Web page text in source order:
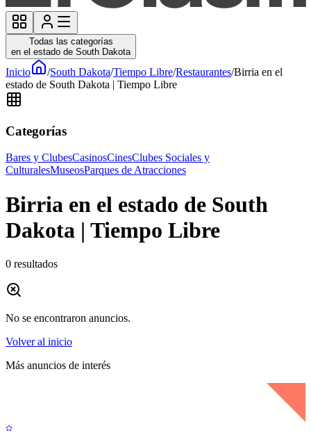
Todas las categorías
en el estado de South Dakota
Inicio /South Dakota/Tiempo Libre/Restaurantes/Birria en el
estado de South Dakota | Tiempo Libre
Categorías
Bares y ClubesCasinosCinesClubes Sociales y
CulturalesMuseosParques de Atracciones
Birria en el estado de South
Dakota | Tiempo Libre
0 resultados
No se encontraron anuncios.
Volver al inicio
Más anuncios de interés